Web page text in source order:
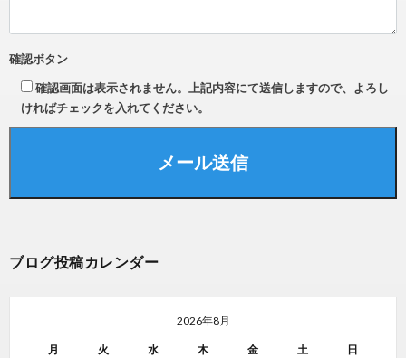
確認ボタン
確認画面は表示されません。上記内容にて送信しますので、よろし
ければチェックを入れてください。
ブログ投稿カレンダー
2026年8月
月 火 水 木 金 土 日